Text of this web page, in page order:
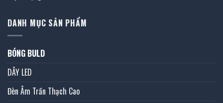
DANH MỤC SẢN PHẨM
BÓNG BULD
DÂY LED
Đèn Âm Trần Thạch Cao